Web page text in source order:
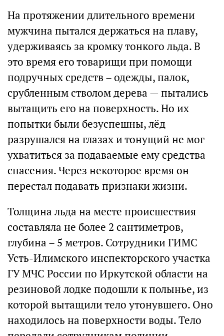
На протяжении длительного времени
мужчина пытался держаться на плаву,
удерживаясь за кромку тонкого льда. В
это время его товарищи при помощи
подручных средств – одежды, палок,
срубленным стволом дерева — пытались
вытащить его на поверхность. Но их
попытки были безуспешны, лёд
разрушался на глазах и тонущий не мог
ухватиться за подаваемые ему средства
спасения. Через некоторое время он
перестал подавать признаки жизни.
Толщина льда на месте происшествия
составляла не более 2 сантиметров,
глубина – 5 метров. Сотрудники ГИМС
Усть-Илимского инспекторского участка
ГУ МЧС России по Иркутской области на
резиновой лодке подошли к полынье, из
которой вытащили тело утонувшего. Оно
находилось на поверхности воды. Тело